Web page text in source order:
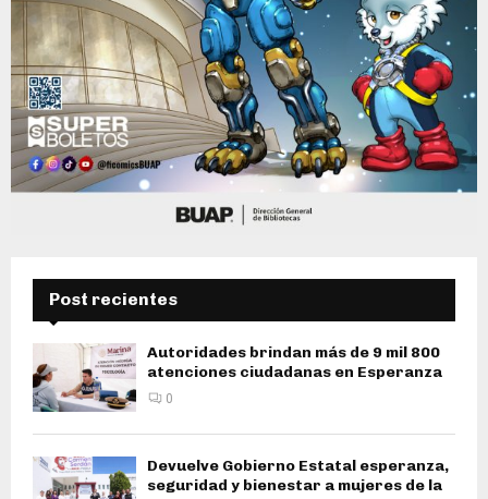
Post recientes
Autoridades brindan más de 9 mil 800
atenciones ciudadanas en Esperanza
0
Devuelve Gobierno Estatal esperanza,
seguridad y bienestar a mujeres de la